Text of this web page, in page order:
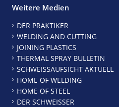
Weitere Medien
DER PRAKTIKER
WELDING AND CUTTING
JOINING PLASTICS
THERMAL SPRAY BULLETIN
SCHWEISSAUFSICHT AKTUELL
HOME OF WELDING
HOME OF STEEL
DER SCHWEISSER